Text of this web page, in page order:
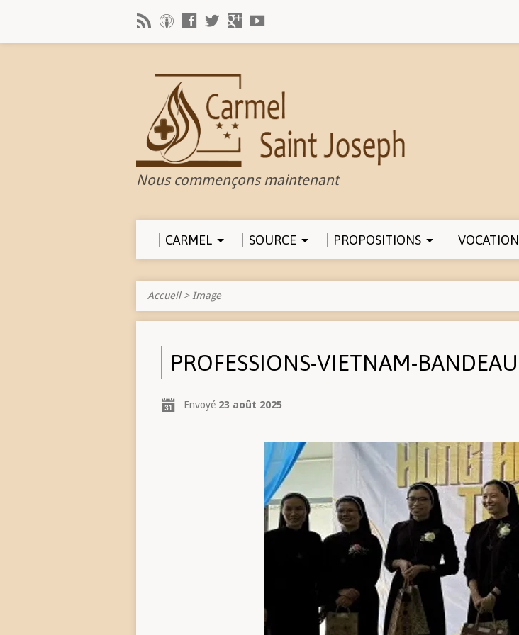
Nous commençons maintenant
CARMEL SOURCE PROPOSITIONS VOCATION
Accueil> Image
PROFESSIONS-VIETNAM-BANDEAU
Envoyé 23 août 2025